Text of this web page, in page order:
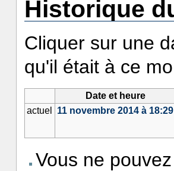
Historique
Cliquer sur une
qu'il était à ce
Date et heure
actuel
11 novembre 2014 à 18:29
Vous ne